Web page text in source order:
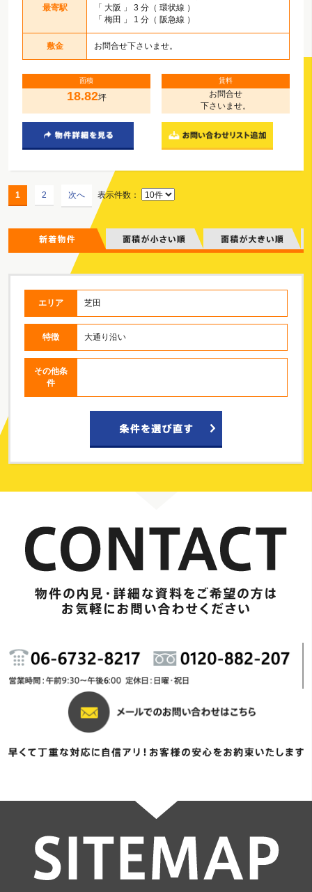
最寄駅
「 大阪
」 3 分（ 環状線 ）
「 梅田 」 1 分（ 阪急線 ）
敷金 お問合せ下さいませ。
面積
18.82坪
賃料
お問合せ
下さいませ。
1 2 次へ 表示件数：
エリア 芝田
特徴 大通り沿い
その他条
件